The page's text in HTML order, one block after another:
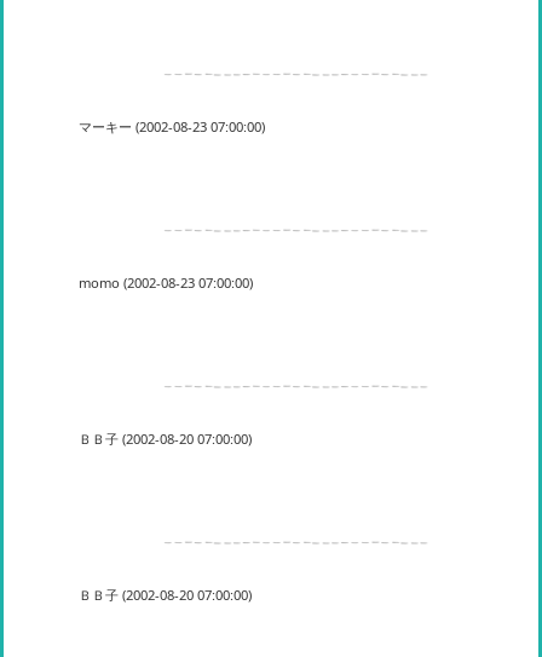
マーキー (2002-08-23 07:00:00)
momo (2002-08-23 07:00:00)
ＢＢ子 (2002-08-20 07:00:00)
ＢＢ子 (2002-08-20 07:00:00)